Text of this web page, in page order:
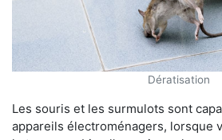
Dératisation
Les souris et les surmulots sont
appareils électroménagers, lorsque